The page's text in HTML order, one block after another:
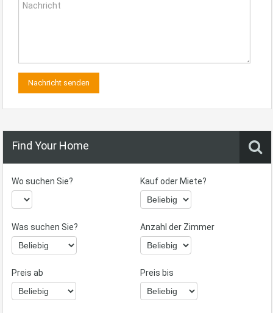
Find Your Home
Wo suchen Sie? Kauf oder Miete?
Was suchen Sie? Anzahl der Zimmer
Preis ab Preis bis